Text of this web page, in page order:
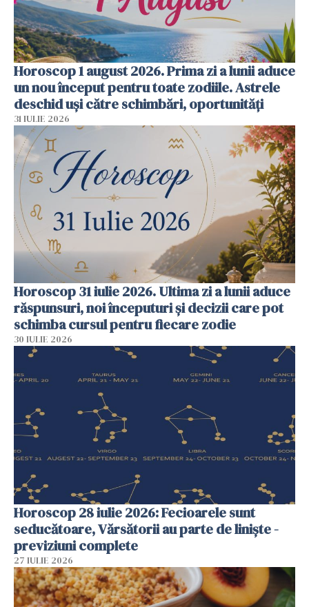
Horoscop 1 august 2026. Prima zi a lunii aduce
un nou început pentru toate zodiile. Astrele
deschid uși către schimbări, oportunități
31 IULIE 2026
Horoscop 31 iulie 2026. Ultima zi a lunii aduce
răspunsuri, noi începuturi și decizii care pot
schimba cursul pentru fiecare zodie
30 IULIE 2026
Horoscop 28 iulie 2026: Fecioarele sunt
seducătoare, Vărsătorii au parte de liniște -
previziuni complete
27 IULIE 2026